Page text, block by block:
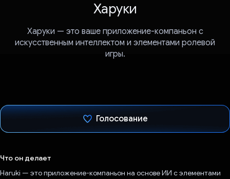
Харуки
Харуки — это ваше приложение-компаньон с
искусственным интеллектом и элементами ролевой
игры.
Голосование
Что он делает
Haruki — это приложение-компаньон на основе ИИ с элементами